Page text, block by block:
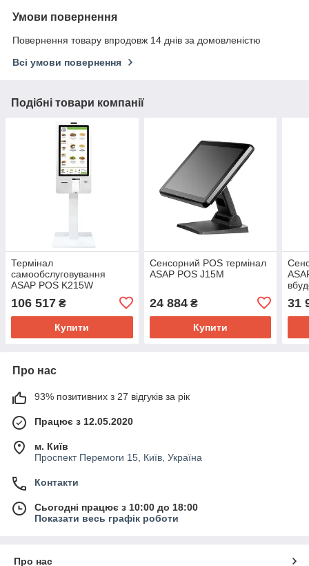
Умови повернення
Повернення товару впродовж 14 днів за домовленістю
Всі умови повернення
Подібні товари компанії
Термінал
самообслуговування
ASAP POS K215W
високоякісний і надійний
пристрій
106 517 ₴
Купити
Сенсорний POS термінал
ASAP POS J15M
24 884₴
Купити
31
Про нас
93% позитивних з 27 відгуків за рік
Працює з 12.05.2020
м. Київ
Проспект Перемоги 15, Київ, Україна
Контакти
Сьогодні працює з 10:00 до 18:00
Показати весь графік роботи
Про нас